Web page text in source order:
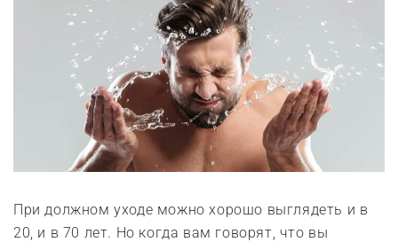
При должном уходе можно хорошо выглядеть и в
20, и в 70 лет. Но когда вам говорят, что вы